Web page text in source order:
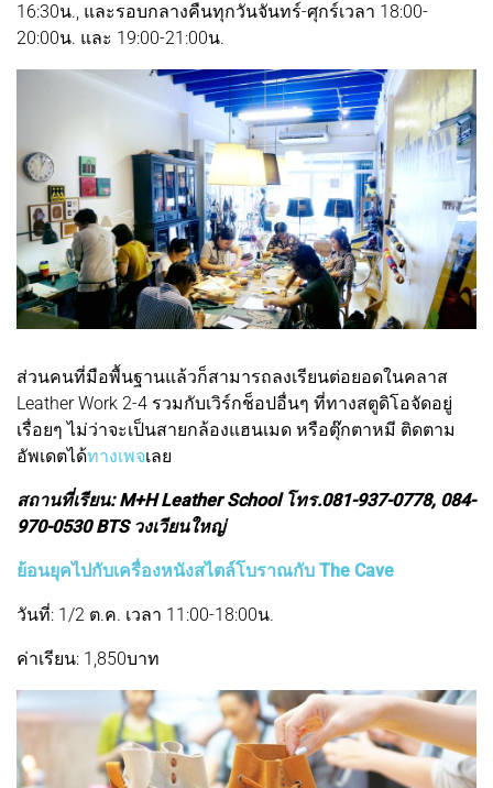
16:30น., และรอบกลางคืนทุกวันจันทร์-ศุกร์เวลา 18:00-
20:00น. และ 19:00-21:00น.
ส่วนคนที่มือพื้นฐานแล้วก็สามารถลงเรียนต่อยอดในคลาส
Leather Work 2-4 รวมกับเวิร์กช็อปอื่นๆ ที่ทางสตูดิโอจัดอยู่
เรื่อยๆ ไม่ว่าจะเป็นสายกล้องแฮนเมด หรือตุ๊กตาหมี ติดตาม
อัพเดตได้ทางเพจเลย
สถานที่เรียน: M+H Leather School โทร.081-937-0778, 084-
970-0530 BTS วงเวียนใหญ่
ย้อนยุคไปกับเครื่องหนังสไตล์โบราณกับ The Cave
วันที่: 1/2 ต.ค. เวลา 11:00-18:00น.
ค่าเรียน: 1,850บาท